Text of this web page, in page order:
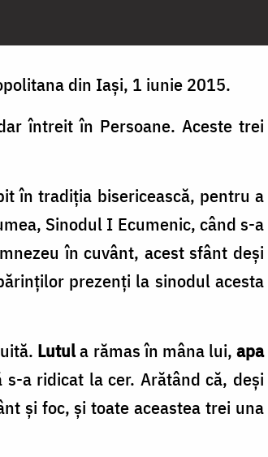
din Iași, 1 iunie 2015.
întreit în Persoane. Aceste trei
în tradiția bisericească, pentru a
Sinodul I Ecumenic, când s-a
în cuvânt, acest sfânt deși
prezenți la sinodul acesta
Lutula rămas în mâna lui,apa
a ridicat la cer. Arătând că, deși
și foc, și toate aceastea trei una